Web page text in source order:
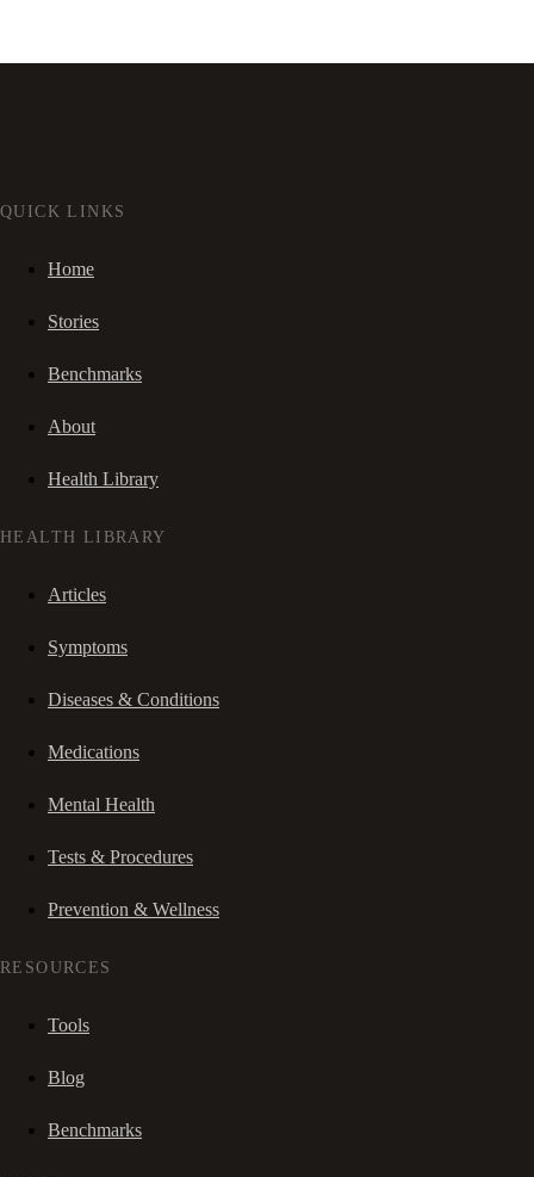
QUICK LINKS
Home
Stories
Benchmarks
About
Health Library
HEALTH LIBRARY
Articles
Symptoms
Diseases & Conditions
Medications
Mental Health
Tests & Procedures
Prevention & Wellness
RESOURCES
Tools
Blog
Benchmarks